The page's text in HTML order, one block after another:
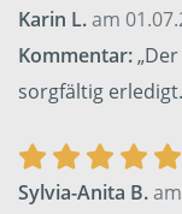
Karin L.am
Kommentar:
sorgfältig
Sylvia-Anita B.